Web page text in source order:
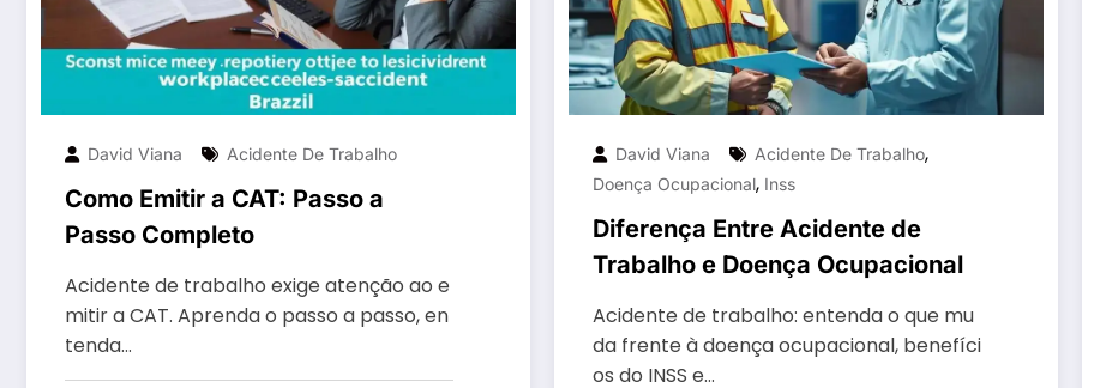
David Viana Acidente De Trabalho
Como Emitir a CAT: Passo a
Passo Completo
Acidente de trabalho exige atenção ao e
mitir a CAT. Aprenda o passo a passo, en
tenda…
David Viana Acidente De Trabalho,
Doença Ocupacional, Inss
Diferença Entre Acidente de
Trabalho e Doença Ocupacional
Acidente de trabalho: entenda o que mu
da frente à doença ocupacional, benefíci
os do INSS e…